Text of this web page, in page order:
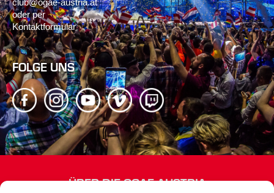
club@ogae-austria.at
oder per
Kontaktformular
FOLGE UNS
ÜBER DIE OGAE AUSTRIA